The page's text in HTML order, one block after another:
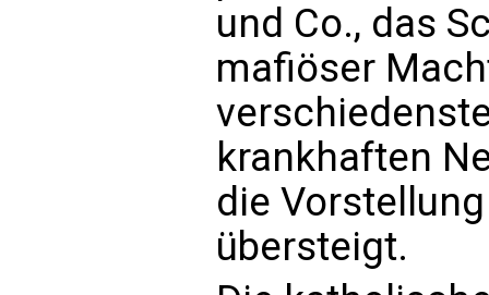
und Co., das
mafiöser
krankhaften
die Vorstellung
übersteigt.